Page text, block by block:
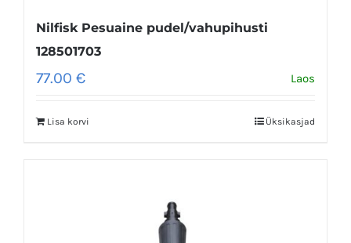
Nilfisk Pesuaine pudel/vahupihusti
128501703
77.00 € Laos
Lisa korvi Üksikasjad